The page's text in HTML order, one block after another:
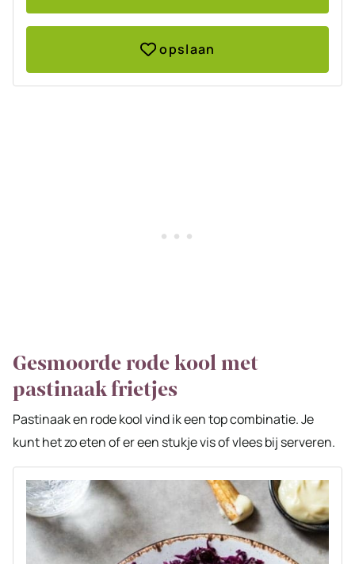
opslaan
Gesmoorde rode kool met
pastinaak frietjes
Pastinaak en rode kool vind ik een top combinatie. Je
kunt het zo eten of er een stukje vis of vlees bij serveren.